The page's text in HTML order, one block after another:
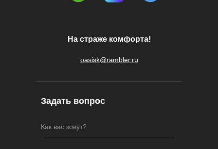
Как вас зовут?
oasisk@rambler.ru
На страже комфорта!
Задать вопрос